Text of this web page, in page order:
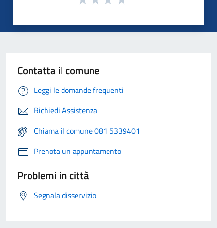
Contatta il comune
Leggi le domande frequenti
Richiedi Assistenza
Chiama il comune 081 5339401
Prenota un appuntamento
Problemi in città
Segnala disservizio